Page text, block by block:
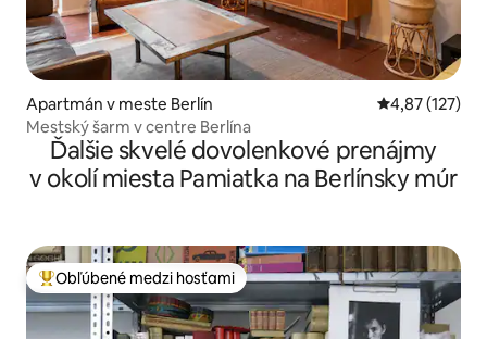
Apartmán v meste Berlín Priemerné
4,87 (127)
Mestský šarm v centre Berlína
Ďalšie skvelé dovolenkové prenájmy
v okolí miesta Pamiatka na Berlínsky múr
Najobľúbenejšie medzi hosťami
Obľúbené medzi hosťami